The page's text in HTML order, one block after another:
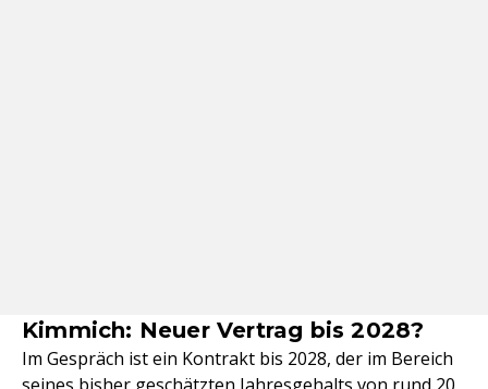
Kimmich: Neuer Vertrag bis 2028?
Im Gespräch ist ein Kontrakt bis 2028, der im Bereich